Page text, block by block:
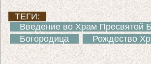
ТЕГИ:
Введение во Храм Пресвятой
Богородица
Рождество